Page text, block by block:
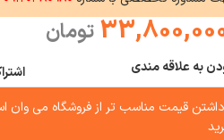
تومان
به علاقه مندی
قیمت مناسب تر از فروشگاه می وان